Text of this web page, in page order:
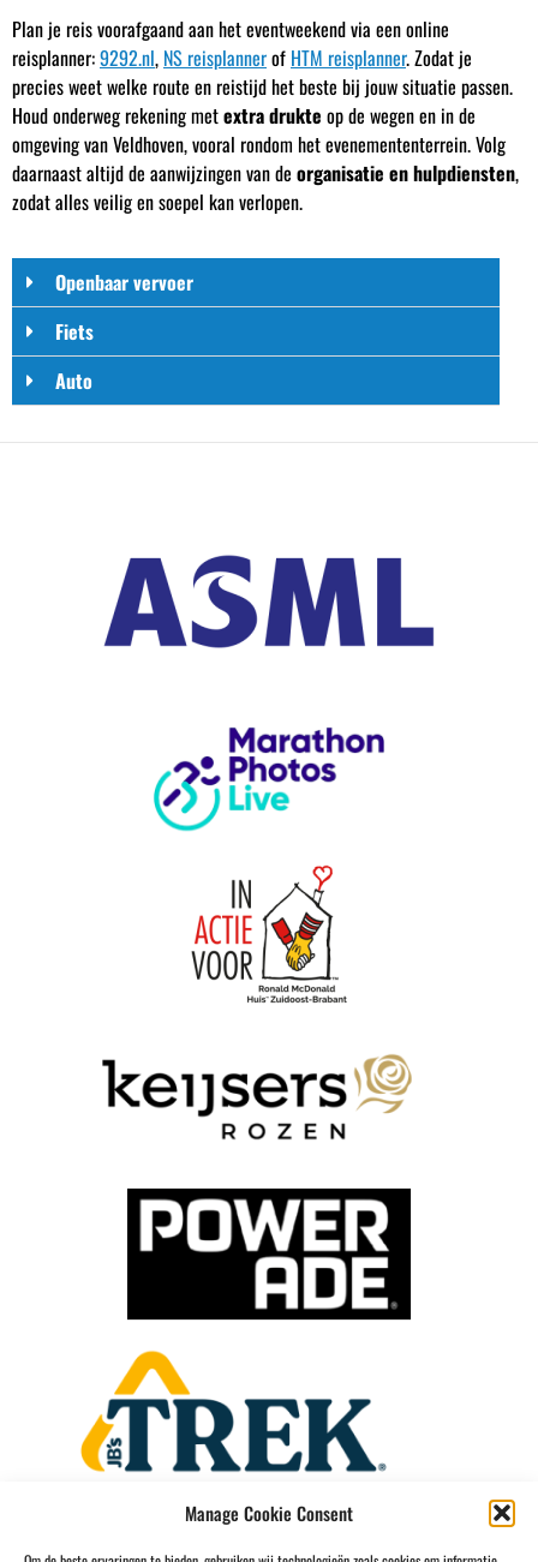
Manage Cookie Consent
Plan je reis voorafgaand aan het eventweekend via een online
reisplanner:9292.nl, NS reisplannerof HTM reisplanner. Zodat je
precies weet welke route en reistijd het beste bij jouw situatie passen.
Houd onderweg rekening metextra drukte op de wegen en in de
omgeving van Veldhoven, vooral rondom het evenemententerrein. Volg
daarnaast altijd de aanwijzingen van de organisatie en hulpdiensten,
zodat alles veilig en soepel kan verlopen.
Openbaar vervoer
Fiets
Auto